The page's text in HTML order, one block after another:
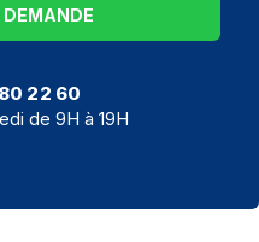
DEMANDE
22 60
de 9H à 19H